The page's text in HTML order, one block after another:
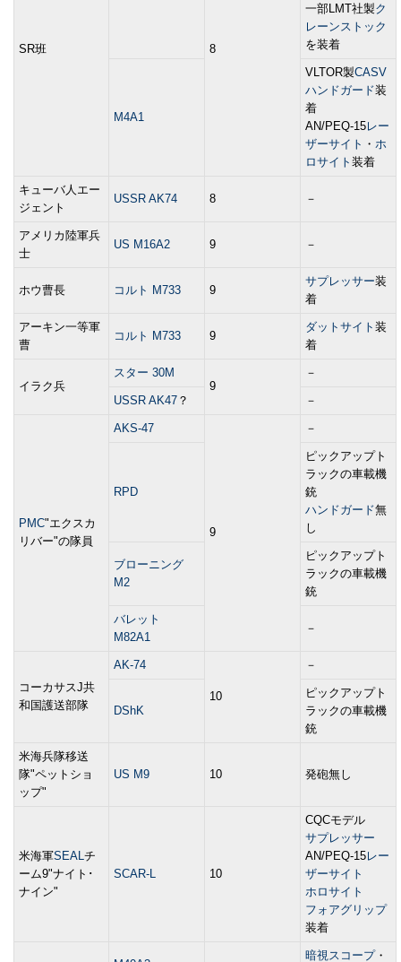
SR班 8
一部LMT社製ク
レーンストック
を装着
M4A1
VLTOR製CASV
ハンドガード装
着
AN/PEQ-15レー
ザーサイト ・ ホ
ロサイト 装着
キューバ人エー
ジェント
USSR AK74 8 －
アメリカ陸軍兵
士
US M16A2 9 －
ホウ曹長 コルト M733 9
サプレッサー装
着
アーキン一等軍
曹
コルト M733 9
ダットサイト 装
着
イラク兵
スター 30M
9
－
USSR AK47 ？ －
PMC"エクスカ
リバー"の隊員
AKS-47
9
－
RPD
ピックアップト
ラックの車載機
銃
ハンドガード無
し
ブローニング
M2
ピックアップト
ラックの車載機
銃
バレット
M82A1
－
コーカサスJ共
和国護送部隊
AK-74
10
－
DShK
ピックアップト
ラックの車載機
銃
米海兵隊移送
隊"ペットショ
ップ"
US M9 10 発砲無し
米海軍SEALチ
ーム9"ナイト･
ナイン"
SCAR-L 10
CQCモデル
サプレッサー
AN/PEQ-15レー
ザーサイト
ホロサイト
フォアグリップ
装着
暗視スコープ・